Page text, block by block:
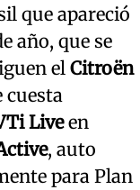
que apareció
año, que se
el Citroën
cuesta
Liveen
, auto
para Plan